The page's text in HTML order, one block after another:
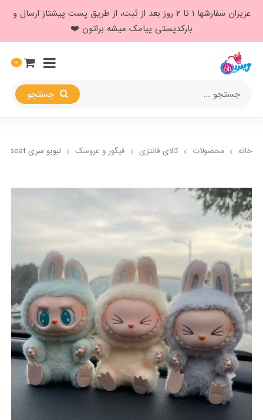
عزیزان سفارشها ۱ تا ۲ روز بعد از ثبت، از طریق پست پیشتاز ارسال و
بارکدپستی پیامک میشه براتون ❤️
0
خانه محصولات کالای فانتزی فیگور و عروسک لبوبو سری have a seat